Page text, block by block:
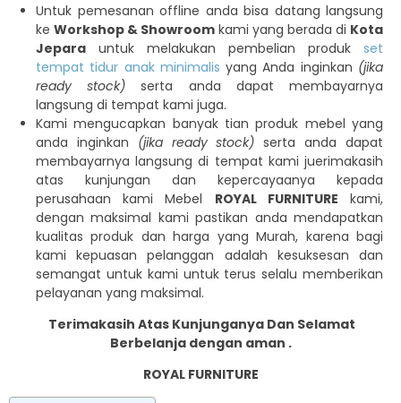
Untuk pemesanan offline anda bisa datang langsung
ke Workshop & Showroom kami yang berada di Kota
Jepara untuk melakukan pembelian produk set
tempat tidur anak minimalis yang Anda inginkan (jika
ready stock) serta anda dapat membayarnya
langsung di tempat kami juga.
Kami mengucapkan banyak tian produk mebel yang
anda inginkan (jika ready stock) serta anda dapat
membayarnya langsung di tempat kami juerimakasih
atas kunjungan dan kepercayaanya kepada
perusahaan kami Mebel ROYAL FURNITURE kami,
dengan maksimal kami pastikan anda mendapatkan
kualitas produk dan harga yang Murah, karena bagi
kami kepuasan pelanggan adalah kesuksesan dan
semangat untuk kami untuk terus selalu memberikan
pelayanan yang maksimal.
Terimakasih Atas Kunjunganya Dan Selamat
Berbelanja dengan aman .
ROYAL FURNITURE